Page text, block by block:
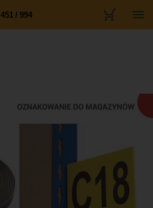
451 / 994